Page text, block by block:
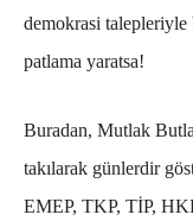
demokrasi
patlama yaratsa!
Buradan, Mutlak
takılarak günlerdir
EMEP, TKP, TİP,